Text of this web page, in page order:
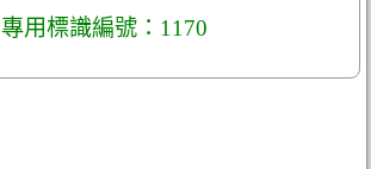
專用標識編號：1170